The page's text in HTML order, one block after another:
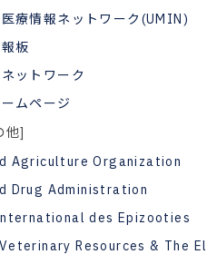
療情報ネットワーク(UMIN)
板
ットワーク
ムページ
他]
Agriculture Organization
Drug Administration
des Epizooties
Resources & The